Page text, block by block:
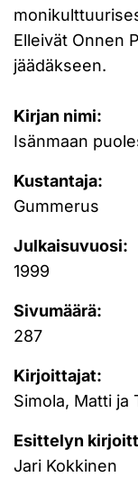
Elleivät Onnen
jäädäkseen.
Kirjan nimi:
Isänmaan
Kustantaja:
Gummerus
Julkaisuvuosi:
1999
Sivumäärä:
287
Kirjoittajat:
Simola, Matti ja
Esittelyn
Jari Kokkinen